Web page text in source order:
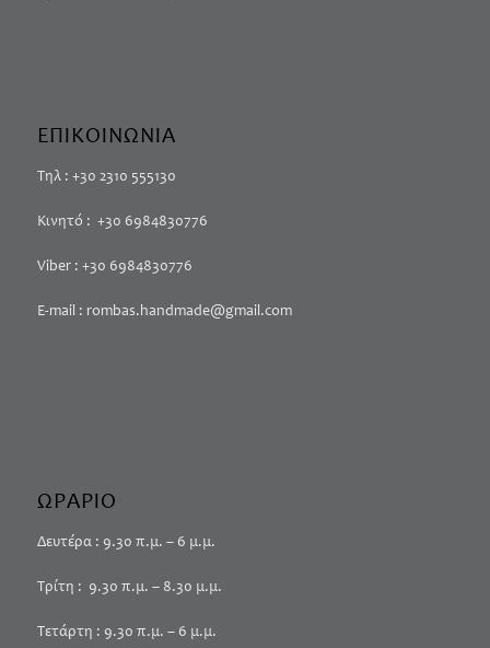
ΕΠΙΚΟΙΝΩΝΙΑ
Τηλ : +30 2310 555130
Κινητό : +30 6984830776
Viber : +30 6984830776
E-mail : rombas.handmade@gmail.com
ΩΡΑΡΙΟ
Δευτέρα : 9.30 π.μ. – 6 μ.μ.
Τρίτη : 9.30 π.μ. – 8.30 μ.μ.
Τετάρτη : 9.30 π.μ. – 6 μ.μ.